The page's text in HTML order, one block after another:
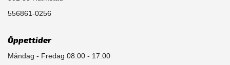
556861-0256
Öppettider
Måndag - Fredag 08.00 - 17.00